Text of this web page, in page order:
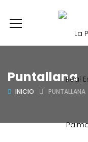
Puntallana
INICIO PUNTALLANA